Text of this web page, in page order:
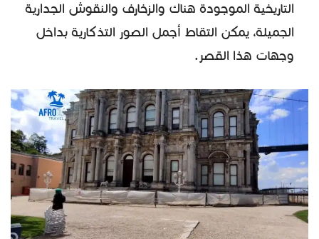
التاريخية الموجودة هناك والزخارف والنقوش الجدارية
الجميلة، يمكن التقاط أجمل الصور التذكارية بداخل
وجهات هذا القصر.